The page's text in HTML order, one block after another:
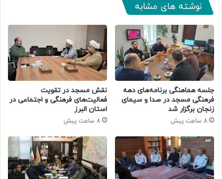
نوشته های مشابه
جلسه هماهنگی برنامه‌های دهه
فرهنگی مسجد در صدا و سیمای
زنجان برگزار شد
8 ساعت پیش
نقش مسجد در تقویت
فعالیت‌های فرهنگی و اجتماعی در
استان البرز
8 ساعت پیش